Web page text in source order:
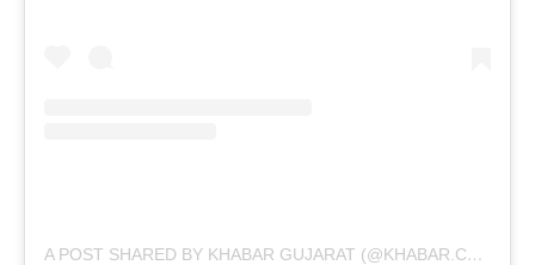
A POST SHARED BY KHABAR GUJARAT (@KHABAR.COMMUNICATION)